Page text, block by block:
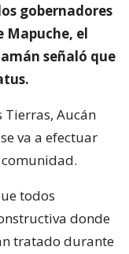
gobernadores
Mapuche, el
señaló que
Tierras, Aucán
va a efectuar
todos
donde
tratado durante